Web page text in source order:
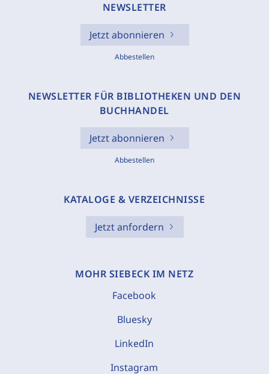
NEWSLETTER
Jetzt abonnieren
Abbestellen
NEWSLETTER FÜR BIBLIOTHEKEN UND DEN
BUCHHANDEL
Jetzt abonnieren
Abbestellen
KATALOGE & VERZEICHNISSE
Jetzt anfordern
MOHR SIEBECK IM NETZ
Facebook
Bluesky
LinkedIn
Instagram